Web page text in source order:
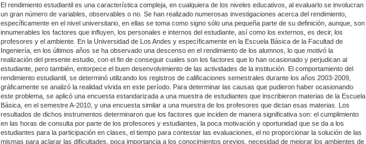
El rendimiento estudiantil es una característica compleja, en cualquiera de los niveles educativos, al evaluarlo se involucran
un gran número de variables, observables o no. Se han realizado numerosas investigaciones acerca del rendimiento,
específicamente en el nivel universitario, en ellas se toma como signo sólo una pequeña parte de su definición, aunque, son
innumerables los factores que influyen, los personales e internos del estudiante, así como los externos, es decir, los
profesores y el ambiente. En la Universidad de Los Andes y específicamente en la Escuela Básica de la Facultad de
Ingeniería, en los últimos años se ha observado una descenso en el rendimiento de los alumnos, lo que motivó la
realización del presente estudio, con el fin de conseguir cuales son los factores que lo han ocasionado y perjudican al
estudiante, pero también, entorpece el buen desenvolvimiento de las actividades de la institución. El comportamiento del
rendimiento estudiantil, se determinó utilizando los registros de calificaciones semestrales durante los años 2003-2009,
gráficamente se analizó la realidad vivida en este período. Para determinar las causas que pudieron haber ocasionando
este problema, se aplicó una encuesta estandarizada a una muestra de estudiantes que inscribieron materias de la Escuela
Básica, en el semestre A-2010, y una encuesta similar a una muestra de los profesores que dictan esas materias. Los
resultados de dichos instrumentos determinaron que los factores que inciden de manera significativa son: el cumplimiento
en las horas de consulta por parte de los profesores y estudiantes, la poca motivación y oportunidad que se da a los
estudiantes para la participación en clases, el tiempo para contestar las evaluaciones, el no proporcionar la solución de las
mismas para aclarar las dificultades, poca importancia a los conocimientos previos, necesidad de mejorar los ambientes de